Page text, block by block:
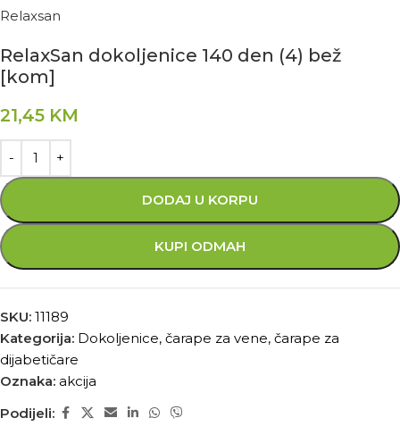
Relaxsan
RelaxSan dokoljenice 140 den (4) bež
[kom]
21,45 KM
DODAJ U KORPU
KUPI ODMAH
SKU: 11189
Kategorija: Dokoljenice, čarape za vene, čarape za
dijabetičare
Oznaka: akcija
Podijeli: